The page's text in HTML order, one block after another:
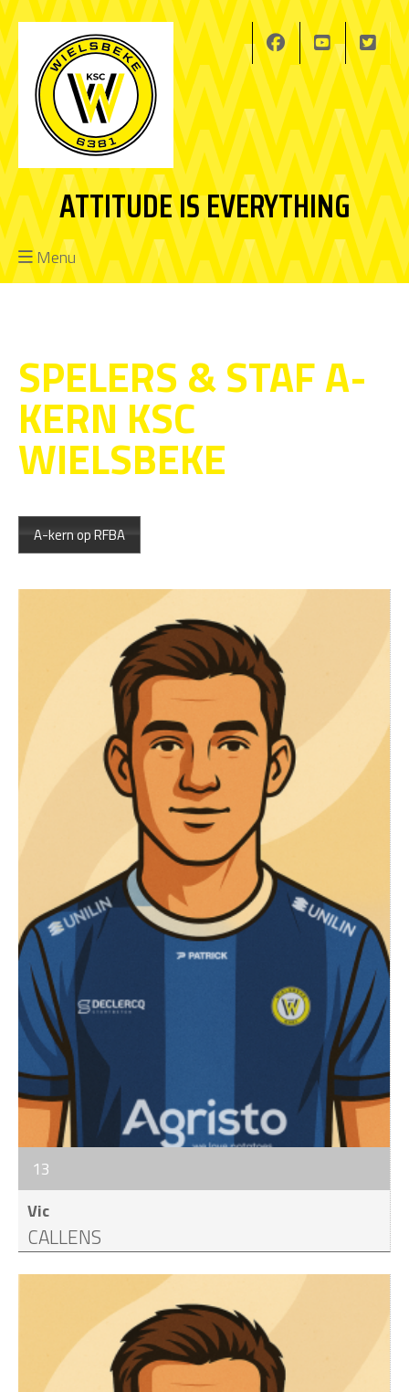
ATTITUDE IS EVERYTHING
Menu
SPELERS & STAF A-
KERN KSC
WIELSBEKE
A-kern op RFBA
13
Vic
CALLENS